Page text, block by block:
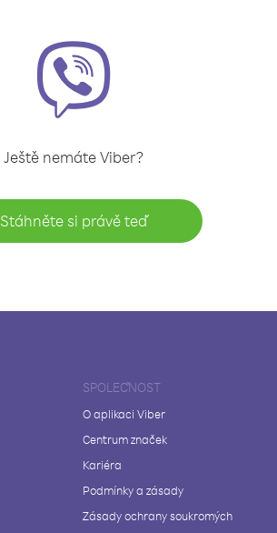
Ještě nemáte Viber?
Stáhněte si právě teď
SPOLEČNOST
O aplikaci Viber
Centrum značek
Kariéra
Podmínky a zásady
Zásady ochrany soukromých